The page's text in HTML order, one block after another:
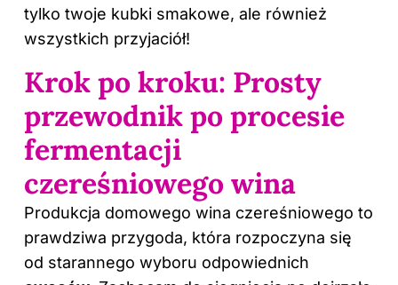
tylko twoje kubki smakowe, ale również
wszystkich przyjaciół!
Krok po kroku: Prosty
przewodnik po procesie
fermentacji
czereśniowego wina
Produkcja domowego wina czereśniowego to
prawdziwa przygoda, która rozpoczyna się
od starannego wyboru odpowiednich